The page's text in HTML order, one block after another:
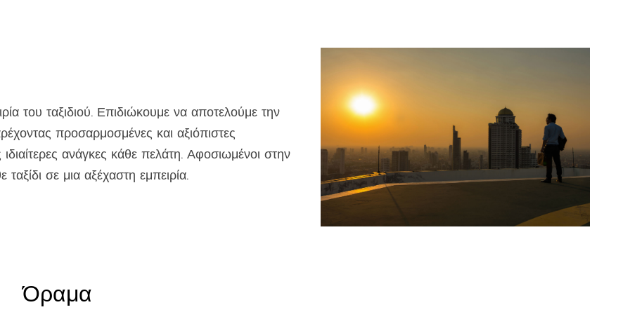
του ταξιδιού. Επιδιώκουμε να αποτελούμε την
προσαρμοσμένες και αξιόπιστες
ιδιαίτερες ανάγκες κάθε πελάτη. Αφοσιωμένοι στην
σε μια αξέχαστη εμπειρία.
Όραμα